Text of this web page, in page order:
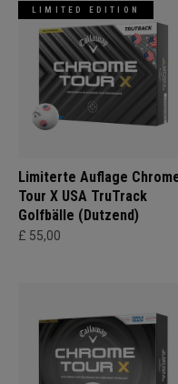
LIMITED EDITION
Limiterte Auflage
Tour X USA TruTrack
Golfbälle (Dutzend)
£ 55,00